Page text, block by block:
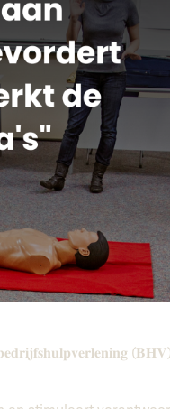
𝐛𝐞𝐝𝐫𝐢𝐣𝐟𝐬𝐡𝐮𝐥𝐩𝐯𝐞𝐫𝐥𝐞𝐧𝐢𝐧𝐠